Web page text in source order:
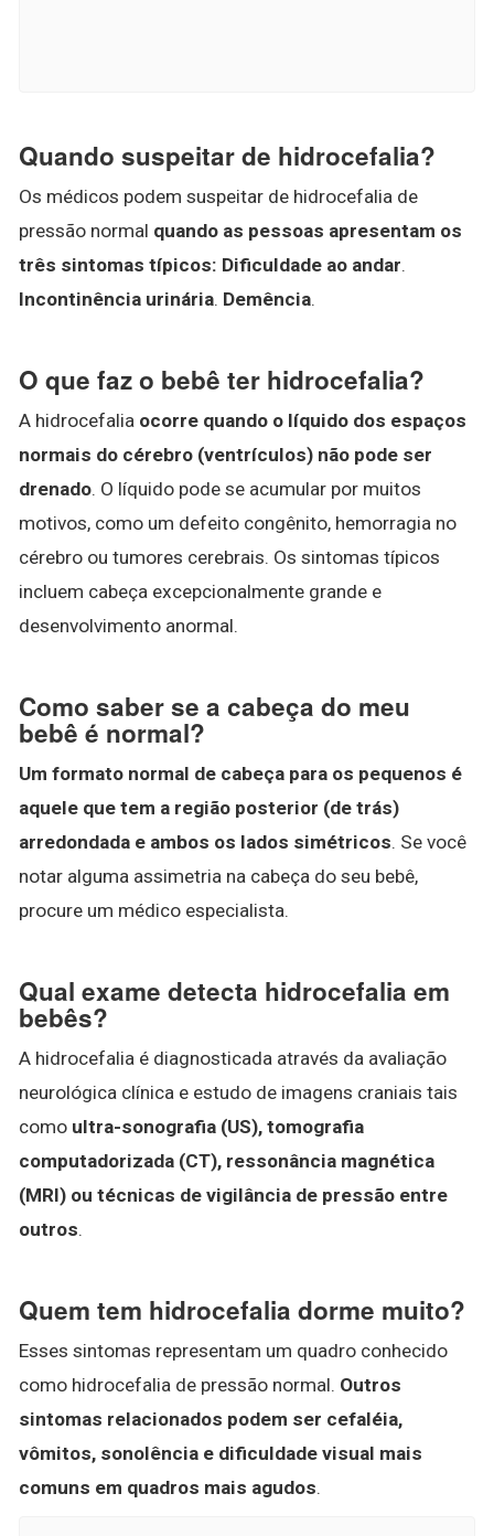
Quando suspeitar de hidrocefalia?
Os médicos podem suspeitar de hidrocefalia de
pressão normal quando as pessoas apresentam os
três sintomas típicos: Dificuldade ao andar.
Incontinência urinária. Demência.
O que faz o bebê ter hidrocefalia?
A hidrocefalia ocorre quando o líquido dos espaços
normais do cérebro (ventrículos) não pode ser
drenado. O líquido pode se acumular por muitos
motivos, como um defeito congênito, hemorragia no
cérebro ou tumores cerebrais. Os sintomas típicos
incluem cabeça excepcionalmente grande e
desenvolvimento anormal.
Como saber se a cabeça do meu
bebê é normal?
Um formato normal de cabeça para os pequenos é
aquele que tem a região posterior (de trás)
arredondada e ambos os lados simétricos. Se você
notar alguma assimetria na cabeça do seu bebê,
procure um médico especialista.
Qual exame detecta hidrocefalia em
bebês?
A hidrocefalia é diagnosticada através da avaliação
neurológica clínica e estudo de imagens craniais tais
como ultra-sonografia (US), tomografia
computadorizada (CT), ressonância magnética
(MRI) ou técnicas de vigilância de pressão entre
outros.
Quem tem hidrocefalia dorme muito?
Esses sintomas representam um quadro conhecido
como hidrocefalia de pressão normal. Outros
sintomas relacionados podem ser cefaléia,
vômitos, sonolência e dificuldade visual mais
comuns em quadros mais agudos.